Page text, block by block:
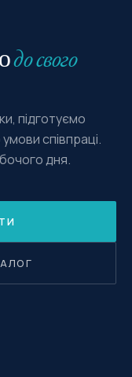
до свого
підготуємо
співпраці.
дня.